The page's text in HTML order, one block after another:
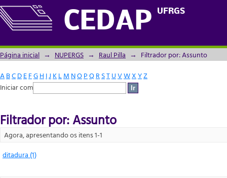
CEDAP UFRGS
Filtrador por: Assunto
Página inicial → NUPERGS → Raul Pilla → Filtrador por: Assunto
ABCDEFGH IJ KLM NOPQRSTUVWXYZ
Iniciar com
Filtrador por: Assunto
Agora, apresentando os itens 1-1
ditadura (1)